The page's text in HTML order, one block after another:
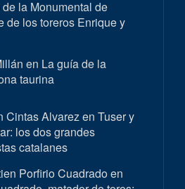
la Monumental de
de los toreros Enrique y
en La guía de la
taurina
Cintas Alvarez en Tuser y
los dos grandes
catalanes
Porfirio Cuadrado en